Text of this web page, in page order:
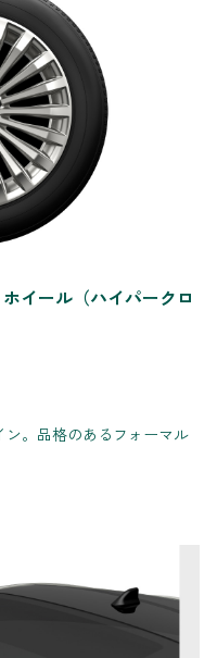
イール（ハイパークロ
。品格のあるフォーマル